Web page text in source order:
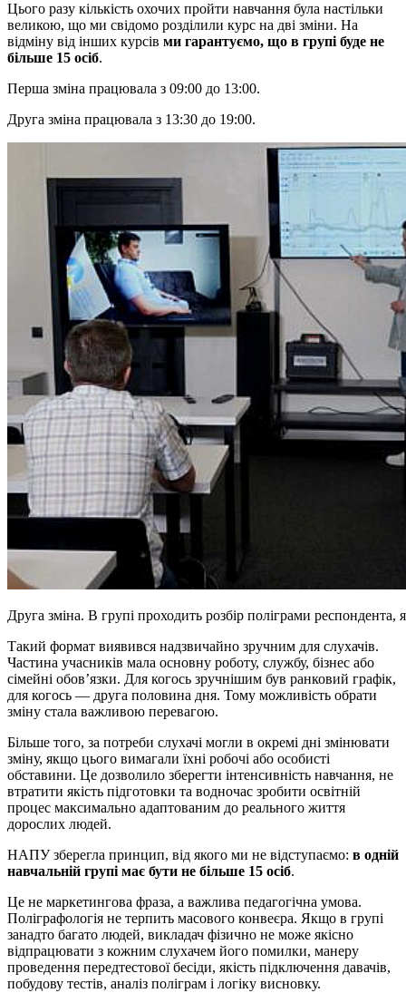
Цього разу кількість охочих пройти навчання була настільки
великою, що ми свідомо розділили курс на дві зміни. На
відміну від інших курсів ми гарантуємо, що в групі буде не
більше 15 осіб.
Перша зміна працювала з 09:00 до 13:00.
Друга зміна працювала з 13:30 до 19:00.
Друга зміна. В групі проходить розбір поліграми
Такий формат виявився надзвичайно зручним для слухачів.
Частина учасників мала основну роботу, службу, бізнес або
сімейні обов’язки. Для когось зручнішим був ранковий графік,
для когось — друга половина дня. Тому можливість обрати
зміну стала важливою перевагою.
Більше того, за потреби слухачі могли в окремі дні змінювати
зміну, якщо цього вимагали їхні робочі або особисті
обставини. Це дозволило зберегти інтенсивність навчання, не
втратити якість підготовки та водночас зробити освітній
процес максимально адаптованим до реального життя
дорослих людей.
НАПУ зберегла принцип, від якого ми не відступаємо: в одній
навчальній групі має бути не більше 15 осіб.
Це не маркетингова фраза, а важлива педагогічна умова.
Поліграфологія не терпить масового конвеєра. Якщо в групі
занадто багато людей, викладач фізично не може якісно
відпрацювати з кожним слухачем його помилки, манеру
проведення передтестової бесіди, якість підключення давачів,
побудову тестів, аналіз поліграм і логіку висновку.